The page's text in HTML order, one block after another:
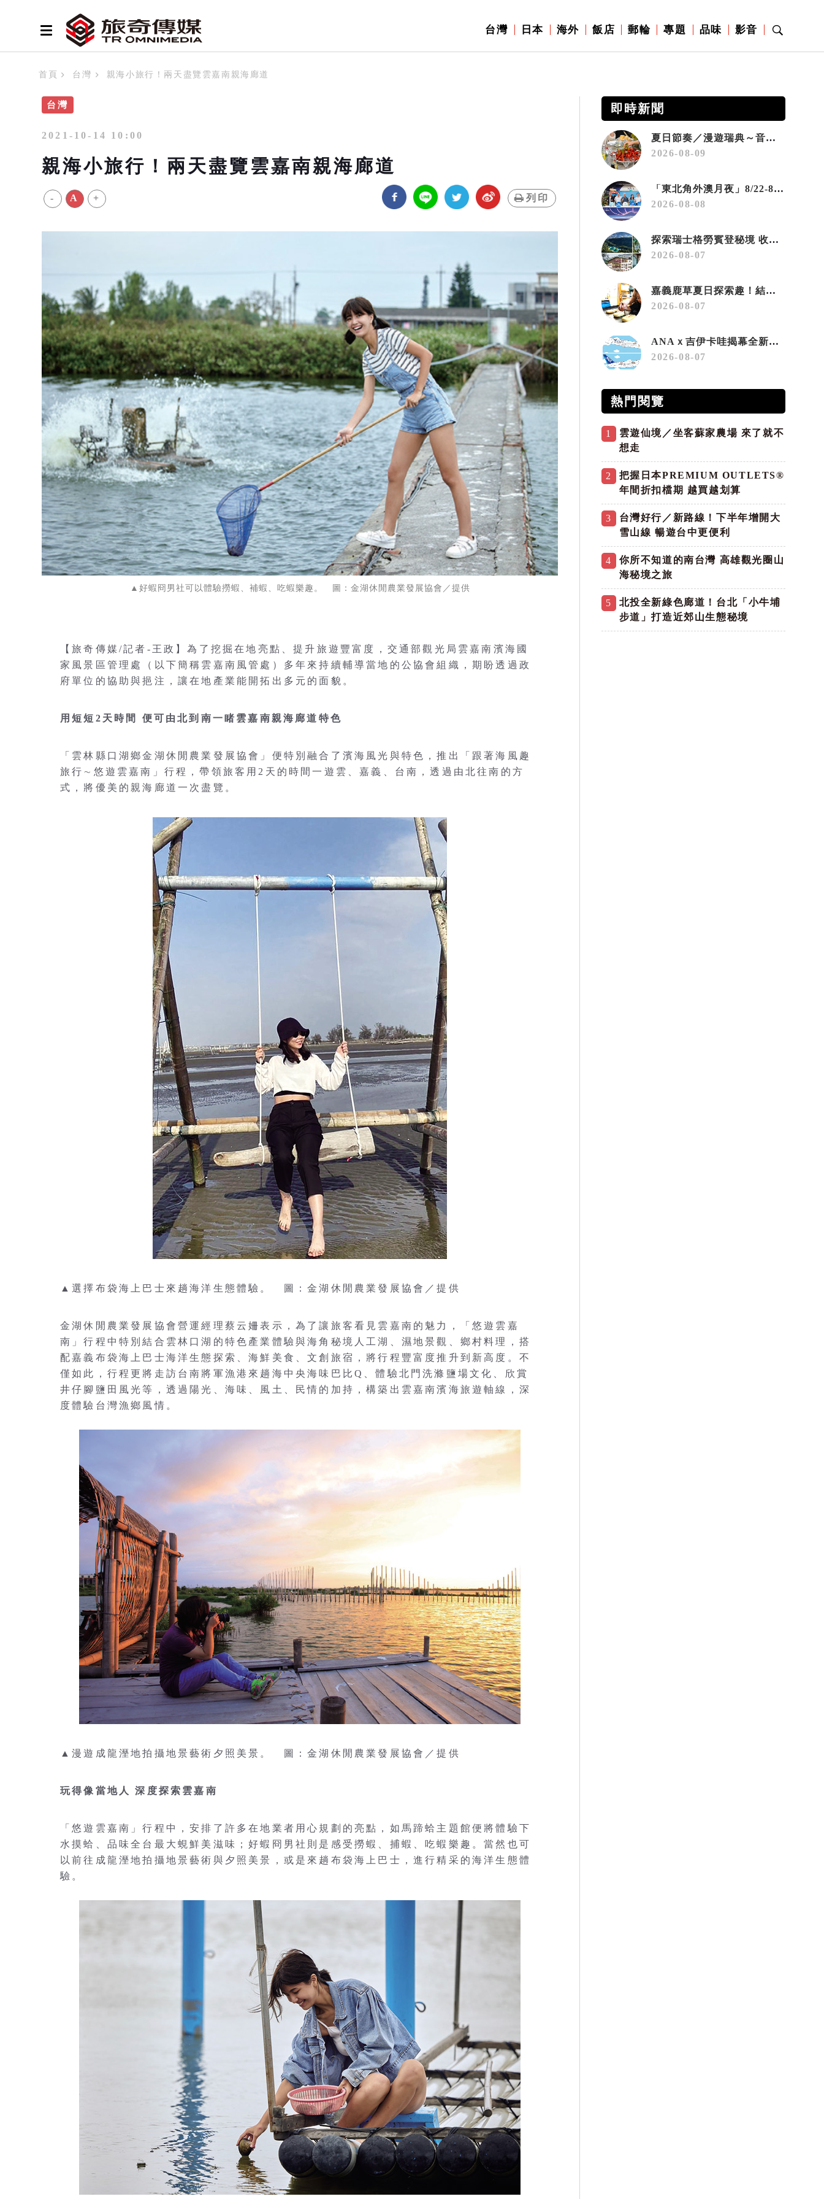
台灣 日本 海外 飯店 郵輪 專題 品味 影音
首頁 台灣 親海小旅行！兩天盡覽雲嘉南親海廊道
台灣
2021-10-14 10:00
親海小旅行！兩天盡覽雲嘉南親海廊道
- A + 列印
▲好蝦冏男社可以體驗撈蝦、補蝦、吃蝦樂趣。 圖：金湖休閒農業發展協會／提供
【旅奇傳媒/記者-王政】為了挖掘在地亮點、提升旅遊豐富度，交通部觀光局雲嘉南濱海國
家風景區管理處（以下簡稱雲嘉南風管處）多年來持續輔導當地的公協會組織，期盼透過政
府單位的協助與挹注，讓在地產業能開拓出多元的面貌。
用短短2天時間 便可由北到南一睹雲嘉南親海廊道特色
「雲林縣口湖鄉金湖休閒農業發展協會」便特別融合了濱海風光與特色，推出「跟著海風趣
旅行∼悠遊雲嘉南」行程，帶領旅客用2天的時間一遊雲、嘉義、台南，透過由北往南的方
式，將優美的親海廊道一次盡覽。
▲選擇布袋海上巴士來趟海洋生態體驗。 圖：金湖休閒農業發展協會／提供
金湖休閒農業發展協會營運經理蔡云姍表示，為了讓旅客看見雲嘉南的魅力，「悠遊雲嘉
南」行程中特別結合雲林口湖的特色產業體驗與海角秘境人工湖、濕地景觀、鄉村料理，搭
配嘉義布袋海上巴士海洋生態探索、海鮮美食、文創旅宿，將行程豐富度推升到新高度。不
僅如此，行程更將走訪台南將軍漁港來趟海中央海味巴比Q、體驗北門洗滌鹽場文化、欣賞
井仔腳鹽田風光等，透過陽光、海味、風土、民情的加持，構築出雲嘉南濱海旅遊軸線，深
度體驗台灣漁鄉風情。
▲漫遊成龍溼地拍攝地景藝術夕照美景。 圖：金湖休閒農業發展協會／提供
玩得像當地人 深度探索雲嘉南
「悠遊雲嘉南」行程中，安排了許多在地業者用心規劃的亮點，如馬蹄蛤主題館便將體驗下
水摸蛤、品味全台最大蜆鮮美滋味；好蝦冏男社則是感受撈蝦、捕蝦、吃蝦樂趣。當然也可
以前往成龍溼地拍攝地景藝術與夕照美景，或是來趟布袋海上巴士，進行精采的海洋生態體
驗。
即時新聞
夏日節奏／漫遊瑞典～音樂、療癒桑拿、美味歡樂螯蝦節
2026-08-09
「東北角外澳月夜」8/22-8/23浪漫登場 串聯五漁村、音樂、市集、火舞與慢旅共度夏夜
2026-08-08
探索瑞士格勞賓登秘境 收藏六種阿爾卑斯夏日療癒之旅
2026-08-07
嘉義鹿草夏日探索趣！結合科學、農場與自然的親子小旅行
2026-08-07
ANAｘ吉伊卡哇揭幕全新彩繪機「Chiikawa JET」
2026-08-07
熱門閱覽
1
雲遊仙境／坐客蘇家農場 來了就不
想走
2
把握日本PREMIUM OUTLETS®
年間折扣檔期 越買越划算
3
台灣好行／新路線！下半年增開大
雪山線 暢遊台中更便利
4
你所不知道的南台灣 高雄觀光圈山
海秘境之旅
5
北投全新綠色廊道！台北「小牛埔
步道」打造近郊山生態秘境